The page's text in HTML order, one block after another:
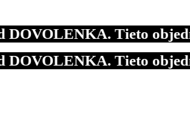
Tieto
Tieto
Tieto